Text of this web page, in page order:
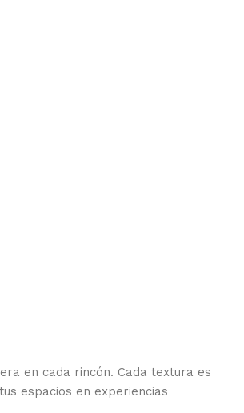
en cada rincón. Cada textura es
espacios en experiencias